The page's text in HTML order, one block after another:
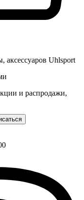
аксессуаров Uhlsport
и распродажи,